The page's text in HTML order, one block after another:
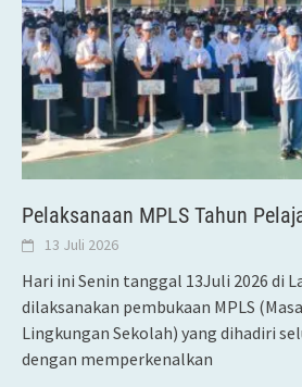
Pelaksanaan MPLS Tahun
13 Juli 2026
Hari ini Senin tanggal 13Juli 2026 di
dilaksanakan pembukaan MPLS
Lingkungan Sekolah) yang dihadiri
dengan memperkenalkan